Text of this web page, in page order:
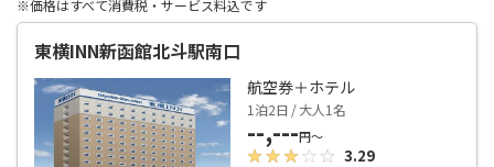
※価格はすべて消費税・サービス料込です
東横INN新函館北斗駅南口
航空券＋ホテル
1泊2日 / 大人1名
--,---円～
3.29